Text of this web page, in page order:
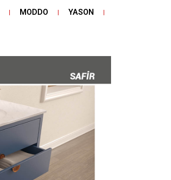
MODDO YASON